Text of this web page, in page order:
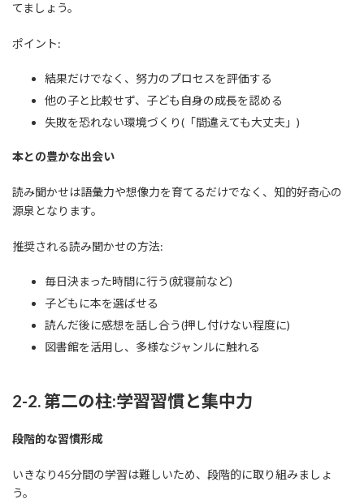
てましょう。
ポイント:
結果だけでなく、努力のプロセスを評価する
他の子と比較せず、子ども自身の成長を認める
失敗を恐れない環境づくり(「間違えても大丈夫」)
本との豊かな出会い
読み聞かせは語彙力や想像力を育てるだけでなく、知的好奇心の
源泉となります。
推奨される読み聞かせの方法:
毎日決まった時間に行う(就寝前など)
子どもに本を選ばせる
読んだ後に感想を話し合う(押し付けない程度に)
図書館を活用し、多様なジャンルに触れる
2-2. 第二の柱:学習習慣と集中力
段階的な習慣形成
いきなり45分間の学習は難しいため、段階的に取り組みましょ
う。